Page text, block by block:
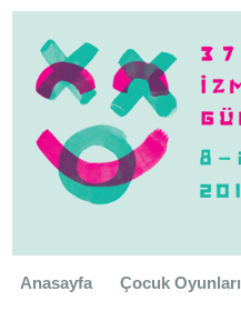
Anasayfa Çocuk Oyunları